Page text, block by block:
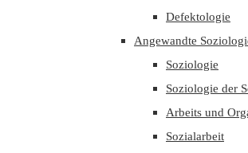
Defektologie
Angewandte
Soziologie
Soziologie der
Arbeits und
Sozialarbeit